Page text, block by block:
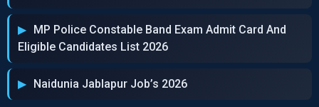
MP Police Constable Band Exam Admit Card And
Eligible Candidates List 2026
Naidunia Jablapur Job’s 2026